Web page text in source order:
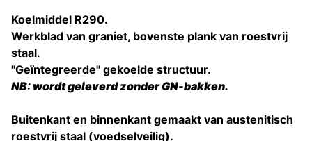
Koelmiddel R290.
Werkblad van graniet, bovenste plank van roestvrij
staal.
"Geïntegreerde" gekoelde structuur.
NB: wordt geleverd zonder GN-bakken.
Buitenkant en binnenkant gemaakt van austenitisch
roestvrij staal (voedselveilig).